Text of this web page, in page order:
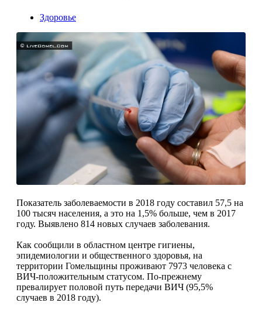
Здоровье
Показатель заболеваемости в 2018 году составил 57,5 на
100 тысяч населения, а это на 1,5% больше, чем в 2017
году. Выявлено 814 новых случаев заболевания.
Как сообщили в областном центре гигиены,
эпидемиологии и общественного здоровья, на
территории Гомельщины проживают 7973 человека с
ВИЧ-положительным статусом. По-прежнему
превалирует половой путь передачи ВИЧ (95,5%
случаев в 2018 году).